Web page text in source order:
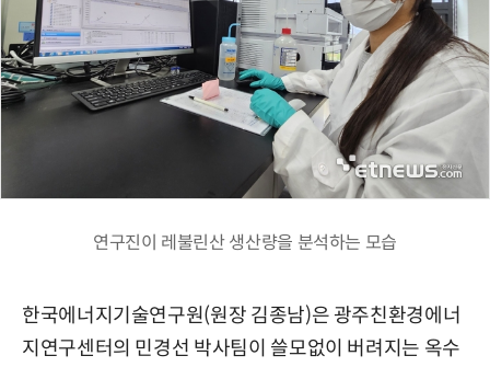
연구진이 레불린산 생산량을 분석하는 모습
한국에너지기술연구원(원장 김종남)은 광주친환경에너
지연구센터의 민경선 박사팀이 쓸모없이 버려지는 옥수